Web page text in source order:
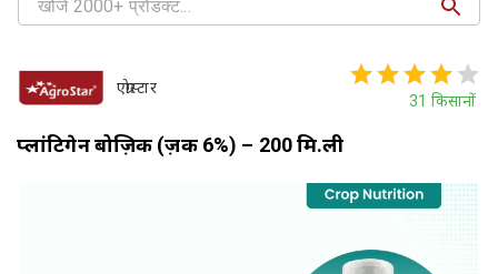
एग्रोस्टार
31 किसानों
प्लांटिगेन बोज़िक (ज़िंक 6%) – 200 मि.ली